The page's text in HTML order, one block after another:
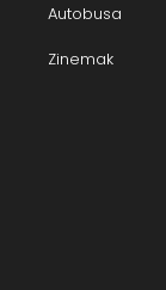
Autobusa
Zinemak